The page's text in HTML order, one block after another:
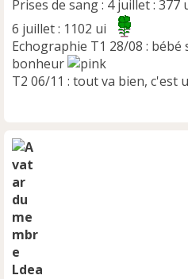
Prises de sang : 4 juillet : 377
6 juillet : 1102 ui
Echographie T1 28/08 : bébé
bonheur
T2 06/11 : tout va bien, c'est
Ldea